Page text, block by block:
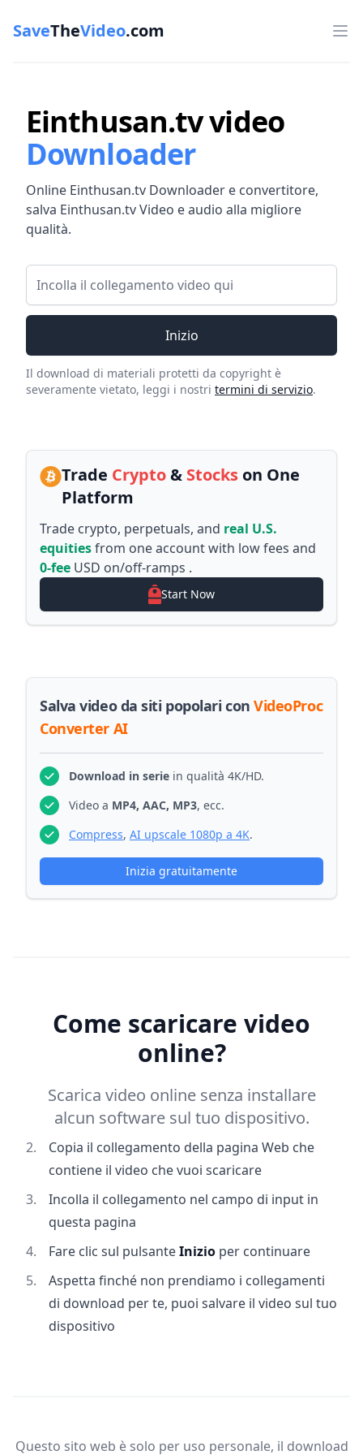
SaveTheVideo.com
Einthusan.tv video
Downloader
Online Einthusan.tv Downloader e convertitore,
salva Einthusan.tv Video e audio alla migliore
qualità.
Collegamento video
Inizio
Il download di materiali protetti da copyright è
severamente vietato, leggi i nostri termini di servizio.
Trade Crypto& Stockson One
Platform
Trade crypto, perpetuals, and real U.S.
equitiesfrom one account with low fees and
0-fee USD on/off-ramps .
Start Now
Salva video da siti popolari conVideoProc
Converter AI
Download in serie in qualità 4K/HD.
Video a MP4, AAC, MP3, ecc.
Compress, AI upscale 1080p a 4K.
Inizia gratuitamente
Come scaricare video
online?
Scarica video online senza installare
alcun software sul tuo dispositivo.
Copia il collegamento della pagina Web che
contiene il video che vuoi scaricare
Incolla il collegamento nel campo di input in
questa pagina
Fare clic sul pulsanteInizio per continuare
Aspetta finché non prendiamo i collegamenti
di download per te, puoi salvare il video sul tuo
dispositivo
Questo sito web è solo per uso personale, il download